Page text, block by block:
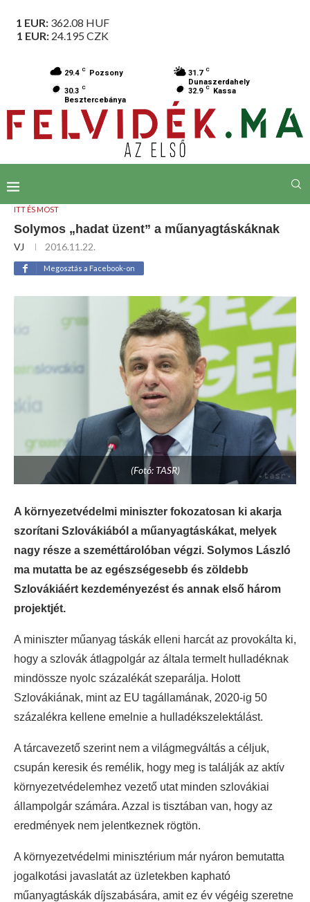
1 EUR: 362.08 HUF
1 EUR: 24.195 CZK
29.4 C Pozsony 31.7 C
Dunaszerdahely
30.3 C
Besztercebánya
32.9 C Kassa
ITT ÉS MOST
Solymos „hadat üzent” a műanyagtáskáknak
VJ 2016.11.22.
Megosztás a Facebook-on
(Fotó: TASR)
A környezetvédelmi miniszter fokozatosan ki akarja
szorítani Szlovákiából a műanyagtáskákat, melyek
nagy része a szeméttárolóban végzi. Solymos László
ma mutatta be az egészségesebb és zöldebb
Szlovákiáért kezdeményezést és annak első három
projektjét.
A miniszter műanyag táskák elleni harcát az provokálta ki,
hogy a szlovák átlagpolgár az általa termelt hulladéknak
mindössze nyolc százalékát szeparálja. Holott
Szlovákiának, mint az EU tagállamának, 2020-ig 50
százalékra kellene emelnie a hulladékszelektálást.
A tárcavezető szerint nem a világmegváltás a céljuk,
csupán keresik és remélik, hogy meg is találják az aktív
környezetvédelemhez vezető utat minden szlovákiai
állampolgár számára. Azzal is tisztában van, hogy az
eredmények nem jelentkeznek rögtön.
A környezetvédelmi minisztérium már nyáron bemutatta
jogalkotási javaslatát az üzletekben kapható
műanyagtáskák díjszabására, amit ez év végéig szeretne